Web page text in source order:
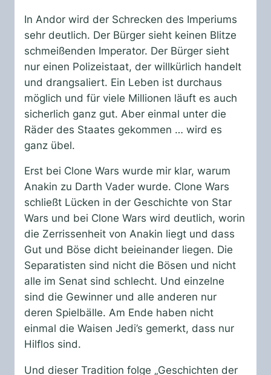
In Andor wird der Schrecken des Imperiums
sehr deutlich. Der Bürger sieht keinen Blitze
schmeißenden Imperator. Der Bürger sieht
nur einen Polizeistaat, der willkürlich handelt
und drangsaliert. Ein Leben ist durchaus
möglich und für viele Millionen läuft es auch
sicherlich ganz gut. Aber einmal unter die
Räder des Staates gekommen … wird es
ganz übel.
Erst bei Clone Wars wurde mir klar, warum
Anakin zu Darth Vader wurde. Clone Wars
schließt Lücken in der Geschichte von Star
Wars und bei Clone Wars wird deutlich, worin
die Zerrissenheit von Anakin liegt und dass
Gut und Böse dicht beieinander liegen. Die
Separatisten sind nicht die Bösen und nicht
alle im Senat sind schlecht. Und einzelne
sind die Gewinner und alle anderen nur
deren Spielbälle. Am Ende haben nicht
einmal die Waisen Jedi’s gemerkt, dass nur
Hilflos sind.
Und dieser Tradition folge „Geschichten der